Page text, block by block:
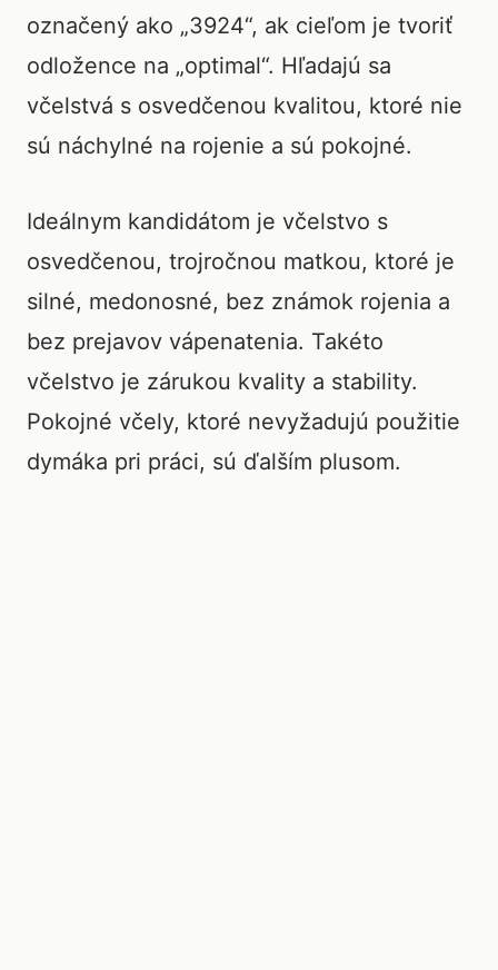
označený ako „3924“, ak cieľom je tvoriť
odložence na „optimal“. Hľadajú sa
včelstvá s osvedčenou kvalitou, ktoré nie
sú náchylné na rojenie a sú pokojné.
Ideálnym kandidátom je včelstvo s
osvedčenou, trojročnou matkou, ktoré je
silné, medonosné, bez známok rojenia a
bez prejavov vápenatenia. Takéto
včelstvo je zárukou kvality a stability.
Pokojné včely, ktoré nevyžadujú použitie
dymáka pri práci, sú ďalším plusom.